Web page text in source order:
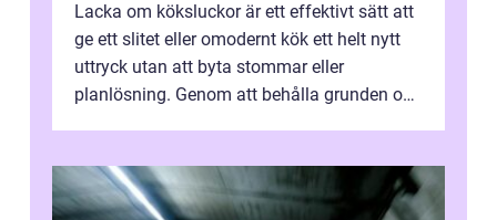
Lacka om köksluckor är ett effektivt sätt att
ge ett slitet eller omodernt kök ett helt nytt
uttryck utan att byta stommar eller
planlösning. Genom att behålla grunden och